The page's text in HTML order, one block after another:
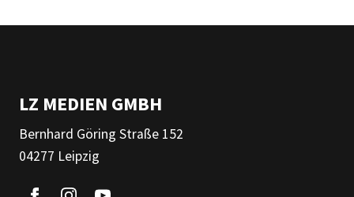
LZ MEDIEN GMBH
Bernhard Göring Straße 152
04277 Leipzig